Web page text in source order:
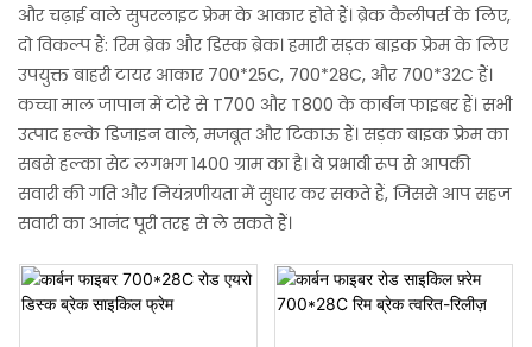
और चढ़ाई वाले सुपरलाइट फ्रेम के आकार होते हैं। ब्रेक कैलीपर्स के लिए,
दो विकल्प हैं: रिम ब्रेक और डिस्क ब्रेक। हमारी सड़क बाइक फ़्रेम के लिए
उपयुक्त बाहरी टायर आकार 700*25C, 700*28C, और 700*32C हैं।
कच्चा माल जापान में टोरे से T700 और T800 के कार्बन फाइबर हैं। सभी
उत्पाद हल्के डिजाइन वाले, मजबूत और टिकाऊ हैं। सड़क बाइक फ़्रेम का
सबसे हल्का सेट लगभग 1400 ग्राम का है। वे प्रभावी रूप से आपकी
सवारी की गति और नियंत्रणीयता में सुधार कर सकते हैं, जिससे आप सहज
सवारी का आनंद पूरी तरह से ले सकते हैं।